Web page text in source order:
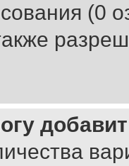
(0